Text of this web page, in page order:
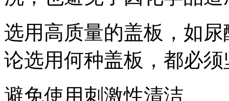
选用高质量的盖板，如
论选用何种盖板，都必
避免使用刺激性清洁